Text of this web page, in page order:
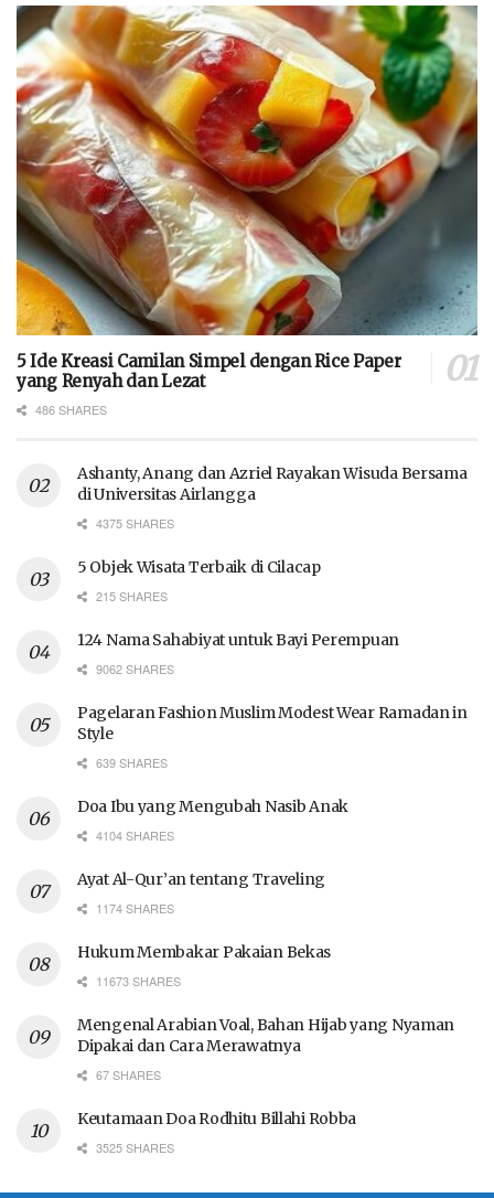
5 Ide Kreasi Camilan Simpel dengan Rice Paper
yang Renyah dan Lezat
486 SHARES
Ashanty, Anang dan Azriel Rayakan Wisuda Bersama
di Universitas Airlangga
4375 SHARES
5 Objek Wisata Terbaik di Cilacap
215 SHARES
124 Nama Sahabiyat untuk Bayi Perempuan
9062 SHARES
Pagelaran Fashion Muslim Modest Wear Ramadan in
Style
639 SHARES
Doa Ibu yang Mengubah Nasib Anak
4104 SHARES
Ayat Al-Qur’an tentang Traveling
1174 SHARES
Hukum Membakar Pakaian Bekas
11673 SHARES
Mengenal Arabian Voal, Bahan Hijab yang Nyaman
Dipakai dan Cara Merawatnya
67 SHARES
Keutamaan Doa Rodhitu Billahi Robba
3525 SHARES